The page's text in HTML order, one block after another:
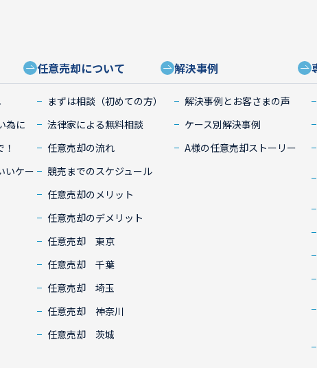
為に
いケー
任意売却について
まずは相談（初めての方）
法律家による無料相談
任意売却の流れ
競売までのスケジュール
任意売却のメリット
任意売却のデメリット
任意売却 東京
任意売却 千葉
任意売却 埼玉
任意売却 神奈川
任意売却 茨城
解決事例
解決事例とお客さまの声
ケース別解決事例
A様の任意売却ストーリー